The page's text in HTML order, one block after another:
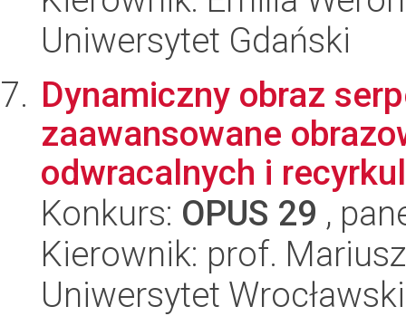
Uniwersytet Gdański
Dynamiczny obraz
zaawansowane
odwracalnych i
Konkurs: OPUS 29 ,
Kierownik: prof.
Uniwersytet Wrocławski